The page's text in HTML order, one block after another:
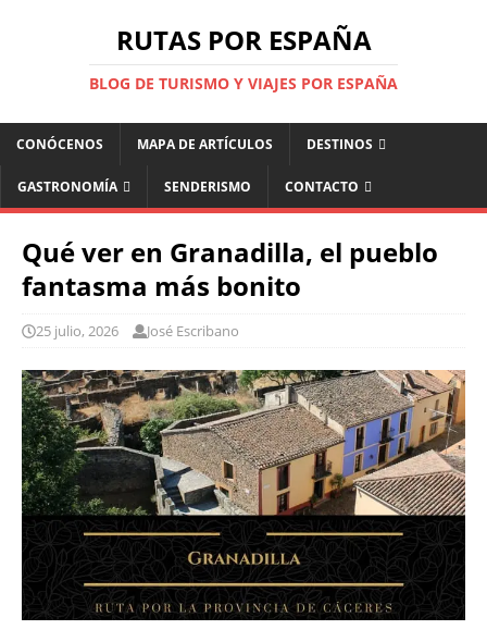
RUTAS POR ESPAÑA
BLOG DE TURISMO Y VIAJES POR ESPAÑA
CONÓCENOS MAPA DE ARTÍCULOS DESTINOS
GASTRONOMÍA SENDERISMO CONTACTO
Qué ver en Granadilla, el pueblo
fantasma más bonito
25 julio, 2026 José Escribano